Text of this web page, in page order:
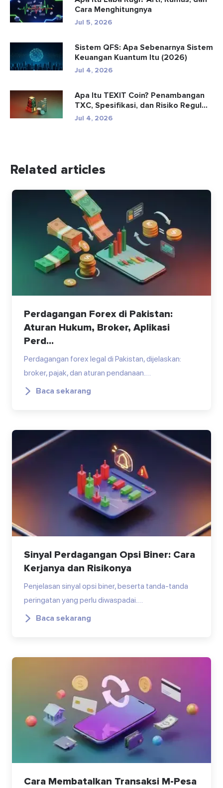
Cara Menghitungnya
Jul 5, 2026
Sistem QFS: Apa Sebenarnya Sistem
Keuangan Kuantum Itu (2026)
Jul 4, 2026
Apa Itu TEXIT Coin? Penambangan
TXC, Spesifikasi, dan Risiko Regul...
Jul 4, 2026
Related articles
Perdagangan Forex di Pakistan:
Aturan Hukum, Broker, Aplikasi
Perd...
Perdagangan forex legal di Pakistan, dijelaskan:
broker, pajak, dan aturan pendanaan.…
Baca sekarang
Sinyal Perdagangan Opsi Biner: Cara
Kerjanya dan Risikonya
Penjelasan sinyal opsi biner, beserta tanda-tanda
peringatan yang perlu diwaspadai.…
Baca sekarang
Cara Membatalkan Transaksi M-Pesa